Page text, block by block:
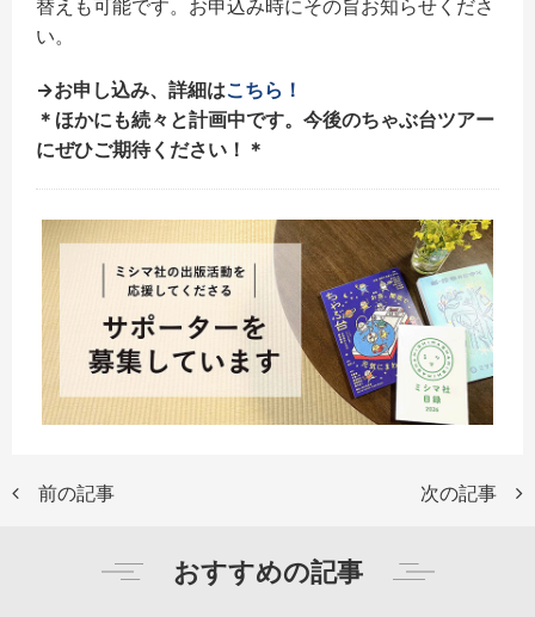
替えも可能です。お申込み時にその旨お知らせくださ
い。
→お申し込み、詳細はこちら！
＊ほかにも続々と計画中です。今後のちゃぶ台ツアー
にぜひご期待ください！＊
前の記事 次の記事
おすすめの記事